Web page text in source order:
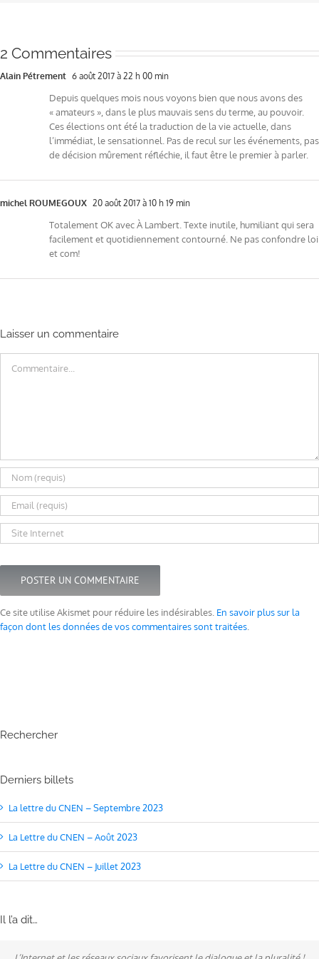
2 Commentaires
Alain Pétrement 6 août 2017 à 22 h 00 min
Depuis quelques mois nous voyons bien que nous avons des
« amateurs », dans le plus mauvais sens du terme, au pouvoir.
Ces élections ont été la traduction de la vie actuelle, dans
l’immédiat, le sensationnel. Pas de recul sur les événements, pas
de décision mûrement réfléchie, il faut être le premier à parler.
michel ROUMEGOUX 20 août 2017 à 10 h 19 min
Totalement OK avec À Lambert. Texte inutile, humiliant qui sera
facilement et quotidiennement contourné. Ne pas confondre loi
et com!
Laisser un commentaire
Ce site utilise Akismet pour réduire les indésirables. En savoir plus sur la
façon dont les données de vos commentaires sont traitées
Rechercher
Derniers billets
La lettre du CNEN – Septembre 2023
La Lettre du CNEN – Août 2023
La Lettre du CNEN – Juillet 2023
Il l’a dit…